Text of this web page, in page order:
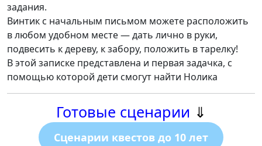
задания.
Винтик с начальным письмом можете расположить
в любом удобном месте — дать лично в руки,
подвесить к дереву, к забору, положить в тарелку!
В этой записке представлена и первая задачка, с
помощью которой дети смогут найти Нолика
Готовые сценарии ⇓
Сценарии квестов до 10 лет